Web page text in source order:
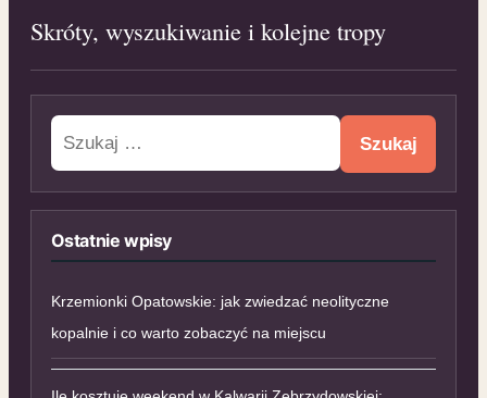
Skróty, wyszukiwanie i kolejne tropy
Szukaj:
Ostatnie wpisy
Krzemionki Opatowskie: jak zwiedzać neolityczne
kopalnie i co warto zobaczyć na miejscu